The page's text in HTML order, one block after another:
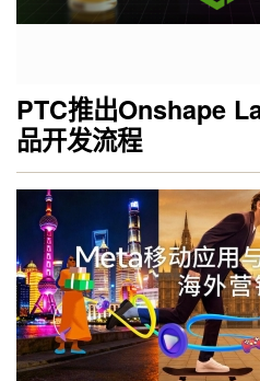
PTC推出Onshape
品开发流程